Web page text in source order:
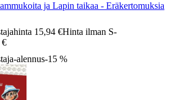
ja Lapin taikaa - Eräkertomuksia
15,94 €Hinta ilman S-
€
alennus-15 %